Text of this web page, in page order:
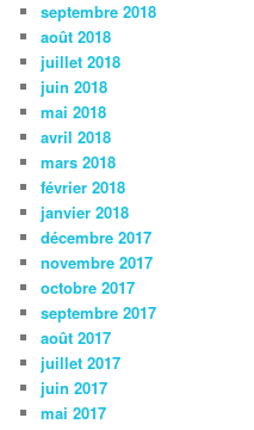
septembre 2018
août 2018
juillet 2018
juin 2018
mai 2018
avril 2018
mars 2018
février 2018
janvier 2018
décembre 2017
novembre 2017
octobre 2017
septembre 2017
août 2017
juillet 2017
juin 2017
mai 2017